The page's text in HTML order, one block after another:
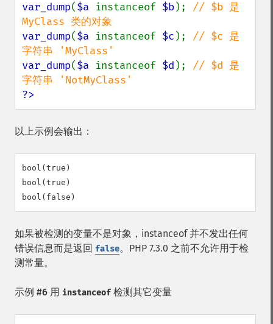
var_dump($a instanceof $b); // $b 是
var_dump($a instanceof $c ); // $c 是
var_dump($a instanceof $d ); // $d 是
?>
以上示例会输出：
bool(true)
bool(true)
如果被检测的变量不是对象，instanceof 并不发出任何
错误信息而是返回 false。PHP 7.3.0 之前不允许用于检
测常量。
示例 #6 用 instanceof 检测其它变量